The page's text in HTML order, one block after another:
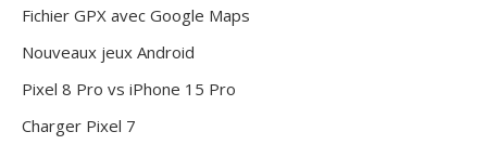
Fichier GPX avec Google Maps
Nouveaux jeux Android
Pixel 8 Pro vs iPhone 15 Pro
Charger Pixel 7